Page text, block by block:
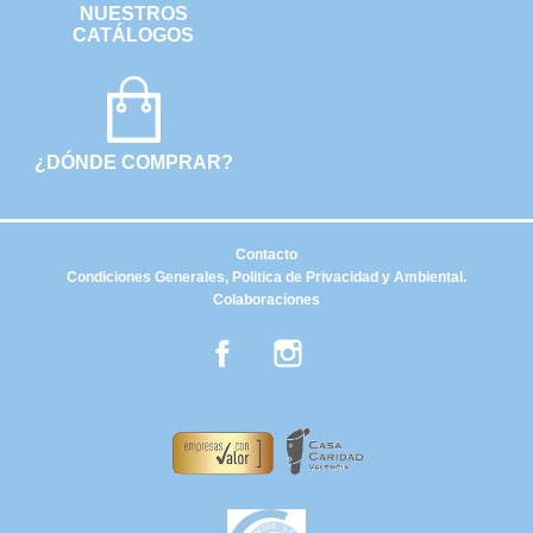
NUESTROS
CATÁLOGOS
¿DÓNDE COMPRAR?
Condiciones Generales, Politica de Privacidad y Ambiental.
Colaboraciones
Contacto
Facebook